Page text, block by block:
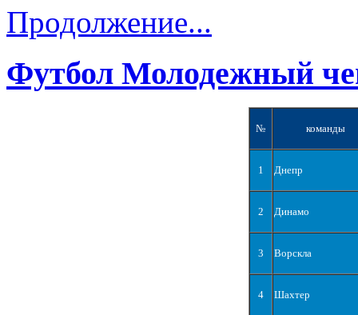
Продолжение...
Футбол Молодежный
№ команды
1 Днепр
2 Динамо
3 Ворскла
4 Шахтер